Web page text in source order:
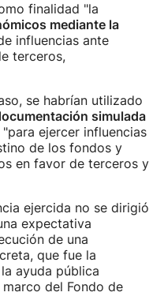
finalidad "la
mediante la
influencias ante
terceros,
se habrían utilizado
simulada
"para ejercer influencias
de los fondos y
en favor de terceros y
ejercida no se dirigió
expectativa
de una
que fue la
ayuda pública
del Fondo de